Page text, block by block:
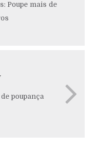
Poupe mais de
poupança